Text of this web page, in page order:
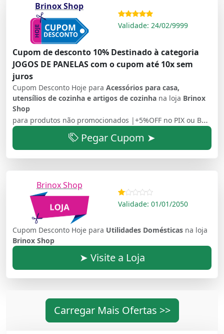
Brinox Shop
Validade: 24/02/9999
Cupom de desconto 10% Destinado à categoria
JOGOS DE PANELAS com o cupom até 10x sem
juros
Cupom Desconto Hoje para Acessórios para casa,
utensílios de cozinha e artigos de cozinha na loja Brinox
Shop
para produtos não promocionados |+5%OFF no PIX ou BOLETO | Frete Grátis para pedidos a partir de R$ 249 para Sul, Sudeste e Centro Oeste | Parcelamento em
Pegar Cupom ➤
Brinox Shop
Validade: 01/01/2050
Cupom Desconto Hoje para Utilidades Domésticas na loja
Brinox Shop
➤ Visite a Loja
Carregar Mais Ofertas >>